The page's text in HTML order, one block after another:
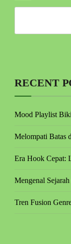
RECENT
Mood Playlist
Melompati Batas
Era Hook Cepat:
Mengenal
Tren Fusion